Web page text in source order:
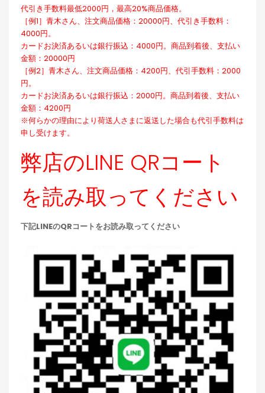
代引き手数料最低2000円，最高20%商品価格。
［例1］青木さん、注文商品価格：20000円、代引き手数料：
4000円。
カードお決済あるいは銀行振込：4000円。商品到着後、支払い
金額：20000円
［例2］青木さん、注文商品価格：4200円、代引手数料：2000
円。
カードお決済あるいは銀行振込：2000円。商品到着後、支払い
金額：4200円
※何らかの理由により荷送人さまに返送した場合も代引手数料は
申し受けます。
弊店のLINE QRコート
を読み取ってください
下記LINEのQRコートをお読み取ってください